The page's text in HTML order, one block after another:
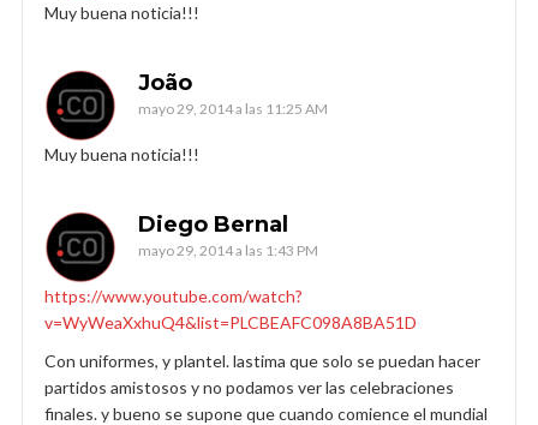
Muy buena noticia!!!
João
mayo 29, 2014 a las 11:25 AM
Muy buena noticia!!!
Diego Bernal
mayo 29, 2014 a las 1:43 PM
https://www.youtube.com/watch?
v=WyWeaXxhuQ4&list=PLCBEAFC098A8BA51D
Con uniformes, y plantel. lastima que solo se puedan hacer
partidos amistosos y no podamos ver las celebraciones
finales. y bueno se supone que cuando comience el mundial